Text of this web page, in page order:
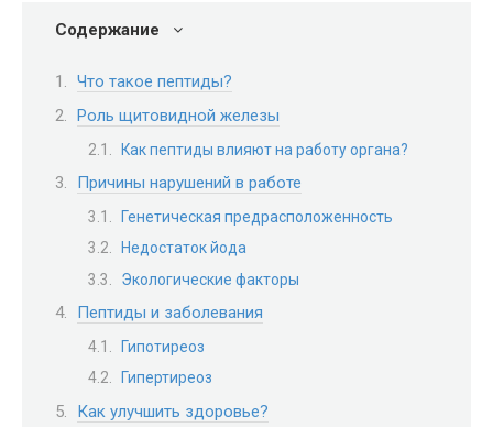
Содержание
Что такое пептиды?
Роль щитовидной железы
Как пептиды влияют на работу органа?
Причины нарушений в работе
Генетическая предрасположенность
Недостаток йода
Экологические факторы
Пептиды и заболевания
Гипотиреоз
Гипертиреоз
Как улучшить здоровье?